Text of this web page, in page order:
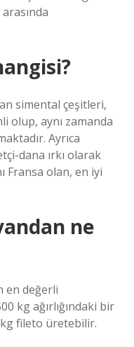
simental çeşitleri,
olup, aynı zamanda
Ayrıca
dana ırkı olarak
Fransa olan, en iyi
ne
en değerli
kg ağırlığındaki bir
kg fileto üretebilir.